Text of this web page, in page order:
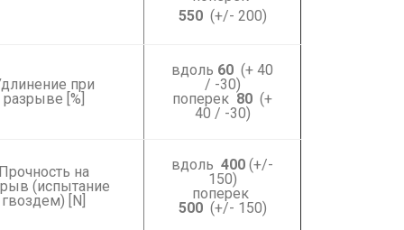
550(+/- 200)
при
разрыве [%]
вдоль 60 (+ 40
/ -30)
поперек 80 (+
40 / -30)
Прочность на
(испытание
гвоздем) [N]
вдоль 400 (+/-
150)
поперек
500(+/- 150)